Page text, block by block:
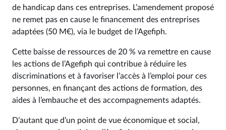
de handicap dans ces entreprises. L’amendement proposé
ne remet pas en cause le financement des entreprises
adaptées (50 M€), via le budget de l’Agefiph.
Cette baisse de ressources de 20 % va remettre en cause
les actions de l’Agefiph qui contribue à réduire les
discriminations et à favoriser l’accès à l’emploi pour ces
personnes, en finançant des actions de formation, des
aides à l’embauche et des accompagnements adaptés.
D’autant que d’un point de vue économique et social,